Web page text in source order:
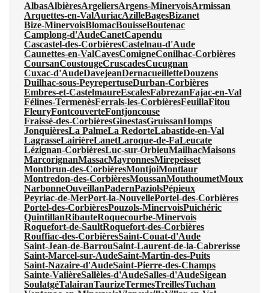
AlbasAlbièresArgeliersArgens-MinervoisArmissan
Arquettes-en-ValAuriacAzilleBagesBizanet
Bize-MinervoisBlomacBouisseBoutenac
Camplong-d'AudeCanetCapendu
Cascastel-des-CorbièresCastelnau-d'Aude
Caunettes-en-ValCavesComigneConilhac-Corbières
CoursanCoustougeCruscadesCucugnan
Cuxac-d'AudeDavejeanDernacueilletteDouzens
Duilhac-sous-PeyrepertuseDurban-Corbières
Embres-et-CastelmaureEscalesFabrezanFajac-en-Val
Félines-TermenèsFerrals-les-CorbièresFeuillaFitou
FleuryFontcouverteFontjoncouse
Fraissé-des-CorbièresGinestasGruissanHomps
JonquièresLa PalmeLa RedorteLabastide-en-Val
LagrasseLairièreLanetLaroque-de-FaLeucate
Lézignan-CorbièresLuc-sur-OrbieuMailhacMaisons
MarcorignanMassacMayronnesMirepeisset
Montbrun-des-CorbièresMontjoiMontlaur
Montredon-des-CorbièresMoussanMouthoumetMoux
NarbonneOuveillanPadernPaziolsPépieux
Peyriac-de-MerPort-la-NouvellePortel-des-Corbières
Portel-des-CorbièresPouzols-MinervoisPuichéric
QuintillanRibauteRoquecourbe-Minervois
Roquefort-de-SaultRoquefort-des-Corbières
Rouffiac-des-CorbièresSaint-Couat-d'Aude
Saint-Jean-de-BarrouSaint-Laurent-de-la-Cabrerisse
Saint-Marcel-sur-AudeSaint-Martin-des-Puits
Saint-Nazaire-d'AudeSaint-Pierre-des-Champs
Sainte-ValièreSallèles-d'AudeSalles-d'AudeSigean
SoulatgéTalairanTaurizeTermesTreillesTuchan